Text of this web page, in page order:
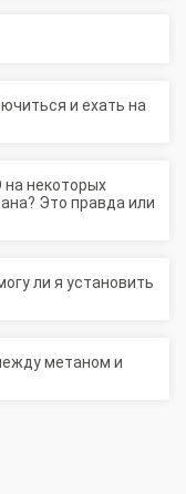
Это правда или